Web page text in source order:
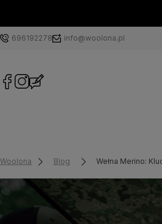
696192278 info@woolona.pl
Woolona Blog Wełna Merino: